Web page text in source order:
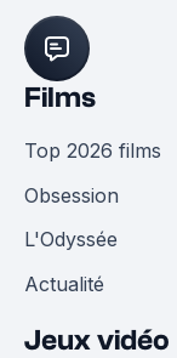
Films
Top 2026 films
Obsession
L'Odyssée
Actualité
Jeux vidéo